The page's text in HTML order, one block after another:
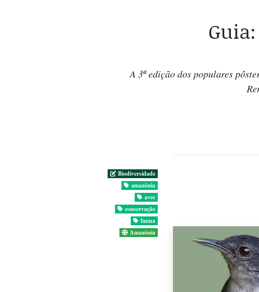
A 3ª edição dos populares
Biodiversidade
amazônia
aves
conservação
fauna
Amazônia